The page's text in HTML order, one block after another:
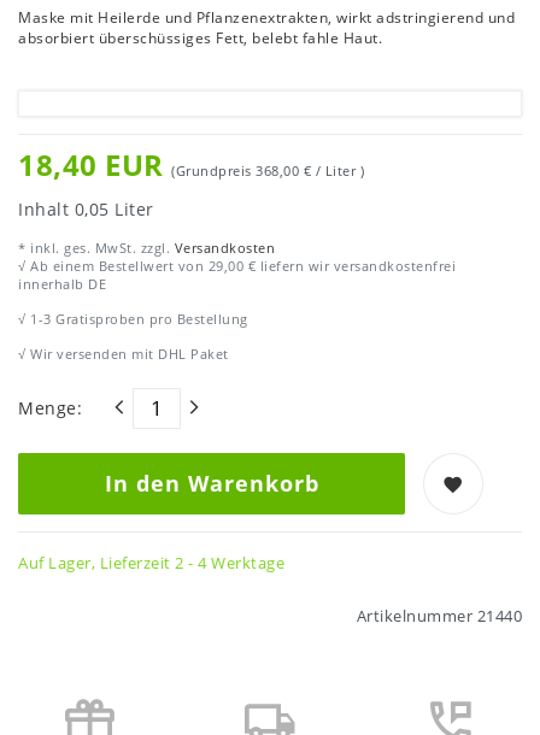
Maske mit Heilerde und Pflanzenextrakten, wirkt adstringierend und
absorbiert überschüssiges Fett, belebt fahle Haut.
18,40 EUR (Grundpreis 368,00 € / Liter )
Inhalt 0,05 Liter
* inkl. ges. MwSt. zzgl. Versandkosten
√ Ab einem Bestellwert von 29,00 € liefern wir versandkostenfrei
innerhalb DE
√ 1-3 Gratisproben pro Bestellung
√ Wir versenden mit DHL Paket
Menge:
In den Warenkorb
Auf Lager, Lieferzeit 2 - 4 Werktage
Artikelnummer 21440